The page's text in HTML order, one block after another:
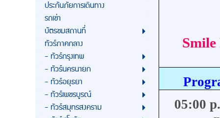
ประกันภัยการเดินทาง
รถเช่า
บัตรชมสถานที่
ทัวร์ภาคกลาง
- ทัวร์กรุงเทพ
- ทัวร์นครนายก
- ทัวร์อยุธยา
- ทัวร์เพชรบูรณ์
- ทัวร์สมุทรสงคราม
05:00